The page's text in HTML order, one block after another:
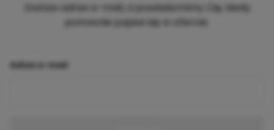
Zostaw adres e-mail, a powiadomimy Cię, kiedy
ponownie pojawi się w ofercie.
Adres e-mail